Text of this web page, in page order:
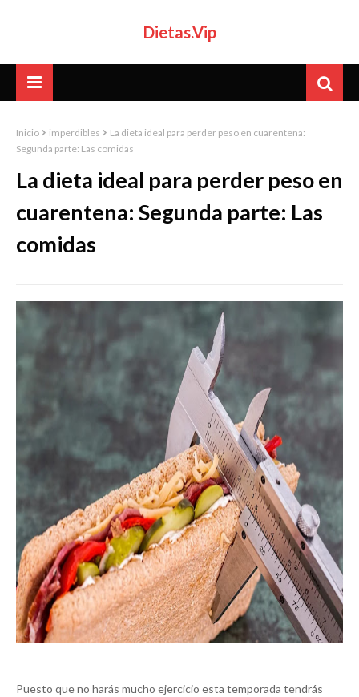
Dietas.Vip
Inicio imperdibles
La dieta ideal para perder peso en cuarentena:
Segunda parte: Las comidas
La dieta ideal para perder peso en
cuarentena: Segunda parte: Las
comidas
Puesto que no harás mucho ejercicio esta temporada tendrás